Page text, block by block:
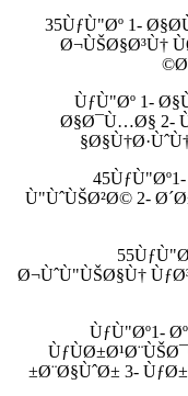
35ÙƒÙ"Øº 1-
Ø¬ÙŠØ§Ø³Ù†
40 ÙƒÙ"Øº 1-
Ø§Ø¯Ù…Ø§ 2-
Ù"ÙˆÙŠØ²Ø© 2-
Ø¬ÙˆÙ"ÙŠØ§Ù†
60
Ø¨Ø§ÙˆØ± 3-